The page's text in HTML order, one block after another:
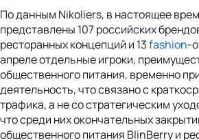
По данным Nikoliers, в настоящее
представлены 107 российских
ресторанных концепций и 13fashion-
апреле отдельные игроки,
общественного питания, временно
деятельность, что связано с
трафика, а не со стратегическим
что среди них окончательных
общественного питания BlinBerry и